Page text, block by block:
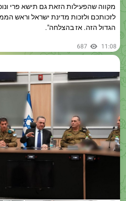
הגדול הזה. אז בהצלחה".
687 11:08